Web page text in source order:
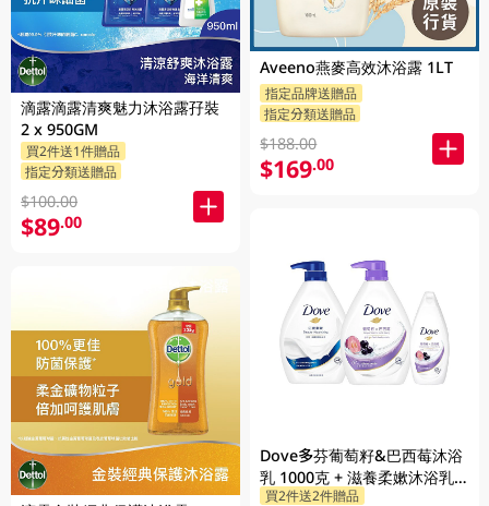
滴露滴露清爽魅力沐浴露孖裝
2 x 950GM
買2件送1件贈品
指定分類送贈品
$100.00
$89.00
Aveeno燕麥高效沐浴露 1LT
指定品牌送贈品
指定分類送贈品
$188.00
$169.00
Dove多芬葡萄籽&巴西莓沐浴
乳 1000克 + 滋養柔嫰沐浴乳
1000克 + 隨機贈品 200克
買2件送2件贈品